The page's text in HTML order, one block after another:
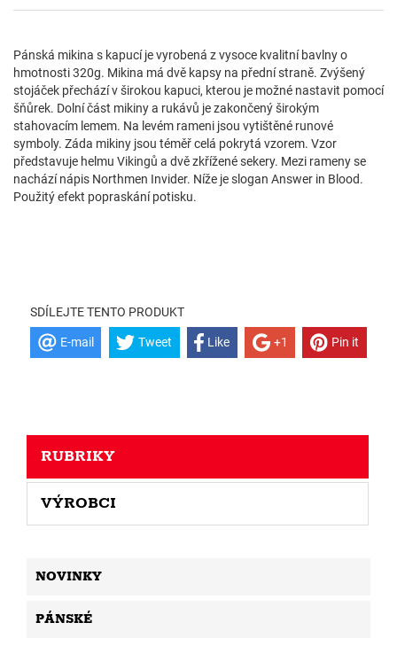
Pánská mikina s kapucí je vyrobená z vysoce kvalitní bavlny o
hmotnosti 320g. Mikina má dvě kapsy na přední straně. Zvýšený
stojáček přechází v širokou kapuci, kterou je možné nastavit pomocí
šňůrek. Dolní část mikiny a rukávů je zakončený širokým
stahovacím lemem. Na levém rameni jsou vytištěné runové
symboly. Záda mikiny jsou téměř celá pokrytá vzorem. Vzor
představuje helmu Vikingů a dvě zkřížené sekery. Mezi rameny se
nachází nápis Northmen Invider. Níže je slogan Answer in Blood.
Použitý efekt popraskání potisku.
SDÍLEJTE TENTO PRODUKT
E-mail Tweet Like +1 Pin it
RUBRIKY
VÝROBCI
NOVINKY
PÁNSKÉ